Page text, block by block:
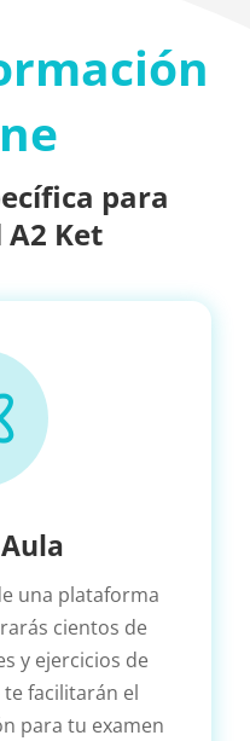
para
Ket
una plataforma
cientos de
y ejercicios de
facilitarán el
para tu examen